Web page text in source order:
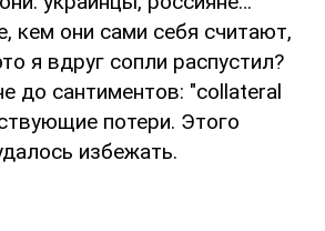
кем они сами себя считают,
я вдруг сопли распустил?
до сантиментов: "collateral
потери. Этого
избежать.